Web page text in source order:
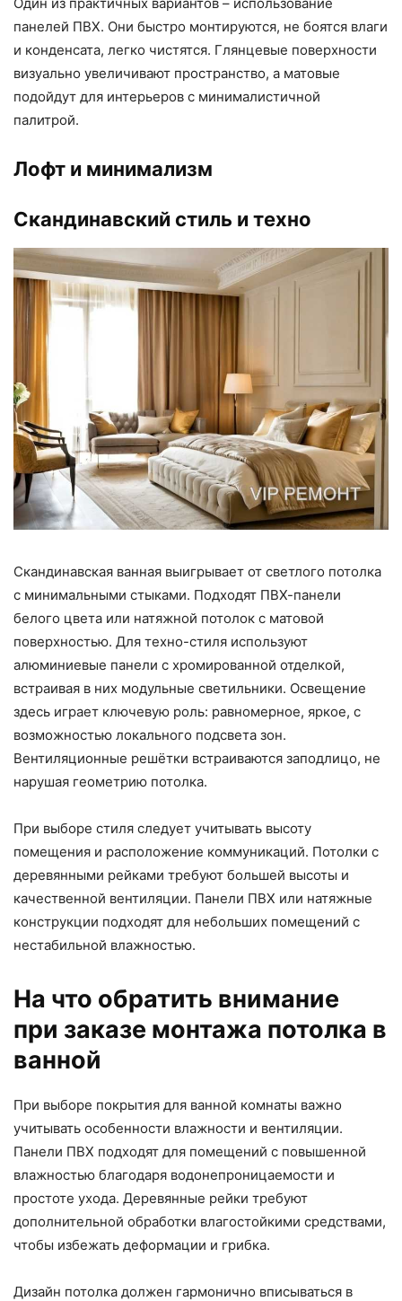
панелей ПВХ. Они быстро монтируются, не боятся влаги
и конденсата, легко чистятся. Глянцевые поверхности
визуально увеличивают пространство, а матовые
подойдут для интерьеров с минималистичной
палитрой.
Лофт и минимализм
Скандинавский стиль и техно
Скандинавская ванная выигрывает от светлого потолка
с минимальными стыками. Подходят ПВХ-панели
белого цвета или натяжной потолок с матовой
поверхностью. Для техно-стиля используют
алюминиевые панели с хромированной отделкой,
встраивая в них модульные светильники. Освещение
здесь играет ключевую роль: равномерное, яркое, с
возможностью локального подсвета зон.
Вентиляционные решётки встраиваются заподлицо, не
нарушая геометрию потолка.
При выборе стиля следует учитывать высоту
помещения и расположение коммуникаций. Потолки с
деревянными рейками требуют большей высоты и
качественной вентиляции. Панели ПВХ или натяжные
конструкции подходят для небольших помещений с
нестабильной влажностью.
На что обратить внимание
при заказе монтажа потолка в
ванной
При выборе покрытия для ванной комнаты важно
учитывать особенности влажности и вентиляции.
Панели ПВХ подходят для помещений с повышенной
влажностью благодаря водонепроницаемости и
простоте ухода. Деревянные рейки требуют
дополнительной обработки влагостойкими средствами,
чтобы избежать деформации и грибка.
Дизайн потолка должен гармонично вписываться в